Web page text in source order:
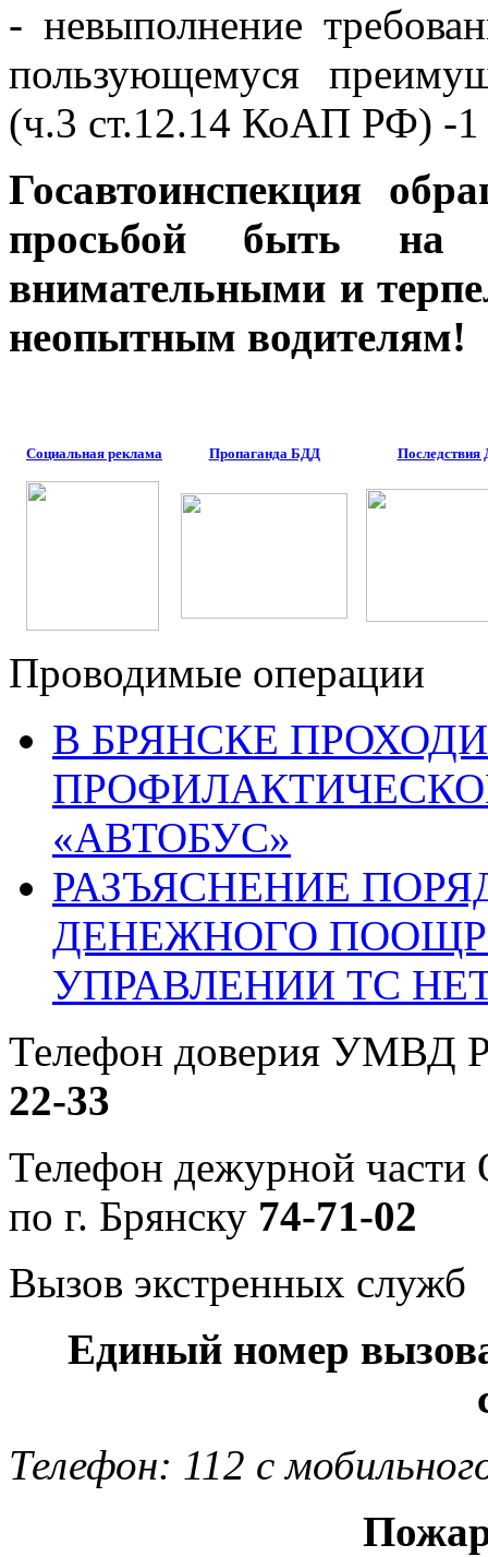
- невыполнение
пользующемуся
(ч.3 ст.12.14 КоАП РФ) -1
Госавтоинспекция
просьбой быть на
внимательными и
неопытным водителям!
Социальная реклама Пропаганда БДД
Проводимые операции
В БРЯНСКЕ
«АВТОБУС»
РАЗЪЯСНЕНИЕ
ДЕНЕЖНОГО
УПРАВЛЕНИИ ТС
Телефон доверия УМВД
22-33
Телефон дежурной
по г. Брянску 74-71-02
Вызов экстренных служб
Единый номер
Телефон: 112 с